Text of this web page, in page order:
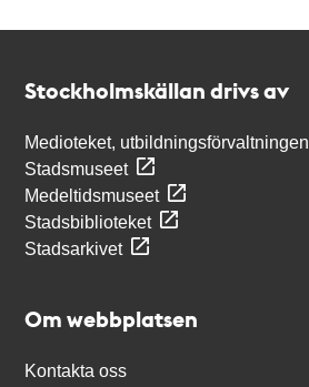
Stockholmskällan drivs av
Medioteket, utbildningsförvaltningen
Stadsmuseet
Medeltidsmuseet
Stadsbiblioteket
Stadsarkivet
Om webbplatsen
Kontakta oss